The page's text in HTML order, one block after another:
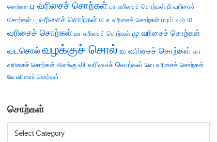
சொற்கள் ப வரிசைச் சொற்கள் பா வரிசைச் சொற்கள் பி வரிசைச்
சொற்கள் பு வரிசைச் சொற்கள் பொ வரிசைச் சொற்கள் மரம் மலர் ம
வரிசைச் சொற்கள் மா வரிசைச் சொற்கள் மு வரிசைச் சொற்கள்
வடசொல் வழக்குச் சொல் வ வரிசைச் சொற்கள் வா
வரிசைச் சொற்கள் விலங்கு வி வரிசைச் சொற்கள் வெ வரிசைச் சொற்கள்
வே வரிசைச் சொற்கள்
சொற்கள்